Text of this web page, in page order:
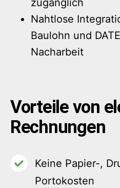
zugänglich
Nahtlose
Baulohn und
Nacharbeit
Vorteile von
Rechnungen
Keine Papier-,
Portokosten